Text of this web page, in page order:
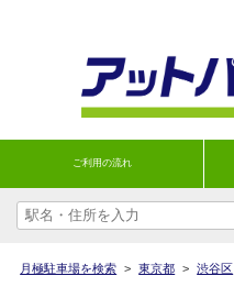
ご利用の流れ
月極駐車場を検索 > 東京都 > 渋谷区